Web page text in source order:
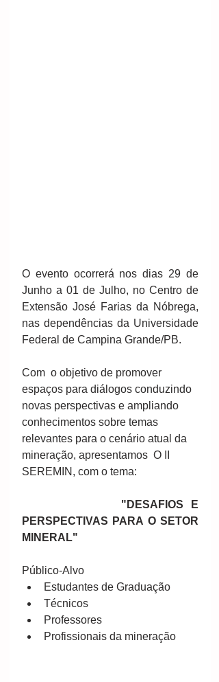
O evento ocorrerá nos dias 29 de
Junho a 01 de Julho, no Centro de
Extensão José Farias da Nóbrega,
nas dependências da Universidade
Federal de Campina Grande/PB.
Com  o objetivo de promover
espaços para diálogos conduzindo
novas perspectivas e ampliando
conhecimentos sobre temas
relevantes para o cenário atual da
mineração, apresentamos  O II
SEREMIN, com o tema:
            "DESAFIOS E
PERSPECTIVAS PARA O SETOR
MINERAL"
Público-Alvo
Estudantes de Graduação
Técnicos
Professores
Profissionais da mineração